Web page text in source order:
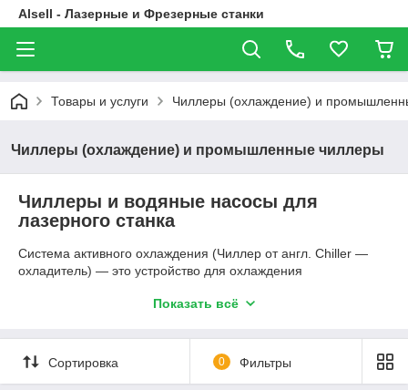
Alsell - Лазерные и Фрезерные станки
Товары и услуги Чиллеры (охлаждение) и
Чиллеры (охлаждение) и промышленные чиллеры
Чиллеры и водяные насосы для
лазерного станка
Система активного охлаждения (Чиллер от англ. Chiller —
охладитель) — это устройство для охлаждения
фреоне. Объем бака 5 литров. Принцип работы:
гидравлическому контуру на оборудование в теплообменник.
Чиллер для лазерного станка используется для защиты
лазерной трубки от перегрева, помимо этого, чиллер
Показать всё
Сортировка 0 Фильтры